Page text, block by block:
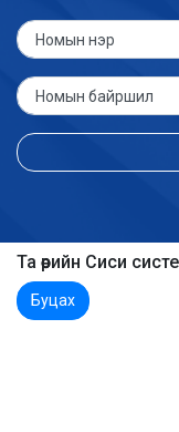
Та өөрийн Сиси
Буцах